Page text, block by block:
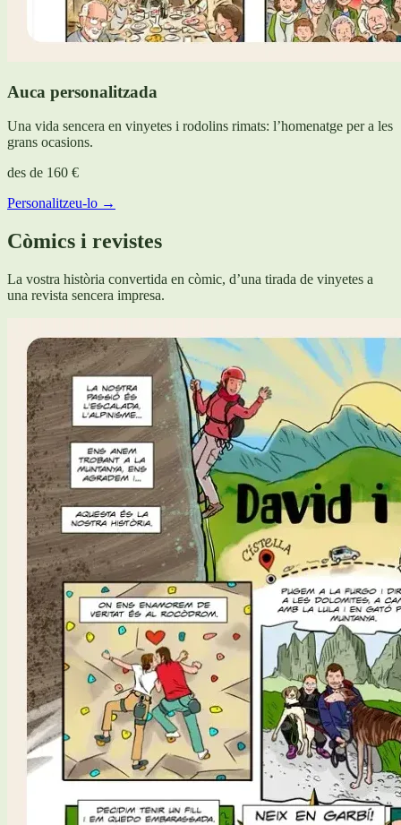
Auca personalitzada
Una vida sencera en vinyetes i rodolins rimats: l’homenatge per a les
grans ocasions.
des de 160 €
Personalitzeu-lo →
Còmics i revistes
La vostra història convertida en còmic, d’una tirada de vinyetes a
una revista sencera impresa.